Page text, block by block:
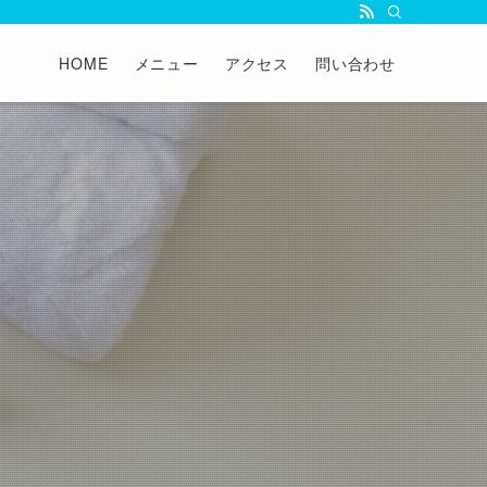
HOME メニュー アクセス 問い合わせ